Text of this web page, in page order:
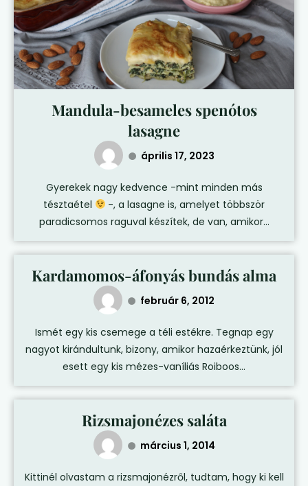
Mandula-besameles spenótos
lasagne
április 17, 2023
Gyerekek nagy kedvence -mint minden más
tésztaétel
-, a lasagne is, amelyet többször
paradicsomos raguval készítek, de van, amikor...
Kardamomos-áfonyás bundás alma
február 6, 2012
Ismét egy kis csemege a téli estékre. Tegnap egy
nagyot kirándultunk, bizony, amikor hazaérkeztünk, jól
esett egy kis mézes-vaníliás Roiboos...
Rizsmajonézes saláta
március 1, 2014
Kittinél olvastam a rizsmajonézről, tudtam, hogy ki kell